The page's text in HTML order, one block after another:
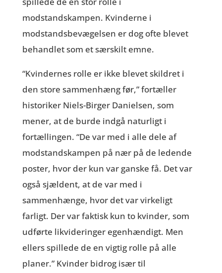
modstandskampen. Kvinderne i
modstandsbevægelsen er dog ofte blevet
behandlet som et særskilt emne.
“Kvindernes rolle er ikke blevet skildret i
den store sammenhæng før,” fortæller
historiker Niels-Birger Danielsen, som
mener, at de burde indgå naturligt i
fortællingen. “De var med i alle dele af
modstandskampen på nær på de ledende
poster, hvor der kun var ganske få. Det var
også sjældent, at de var med i
sammenhænge, hvor det var virkeligt
farligt. Der var faktisk kun to kvinder, som
udførte likvideringer egenhændigt. Men
ellers spillede de en vigtig rolle på alle
planer.” Kvinder bidrog især til